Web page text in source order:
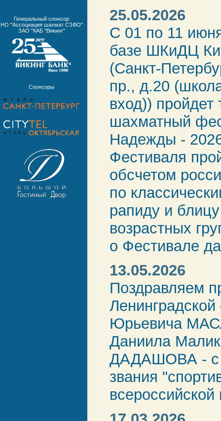
Генеральный спонсор
НО "Ассоциация шахмат СЗФО"
ЗАО "КАБ "Викинг"
Спонсоры
25.05.2026
С 01 по 11
базе ШКиДЦ
(Санкт-
пр., д.20
вход))
шахматный
Надежды -
Фестиваля
обсчетом
по
рапиду и
возрастных
о Фестивале
13.05.2026
Поздравляем
Юрьевича
Даниила
ДАДАШОВА - с
звания
всероссийской